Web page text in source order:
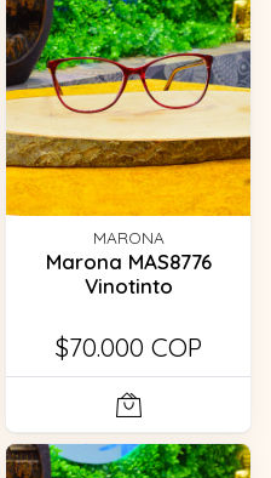
MARONA
Marona MAS8776
Vinotinto
$70.000 COP